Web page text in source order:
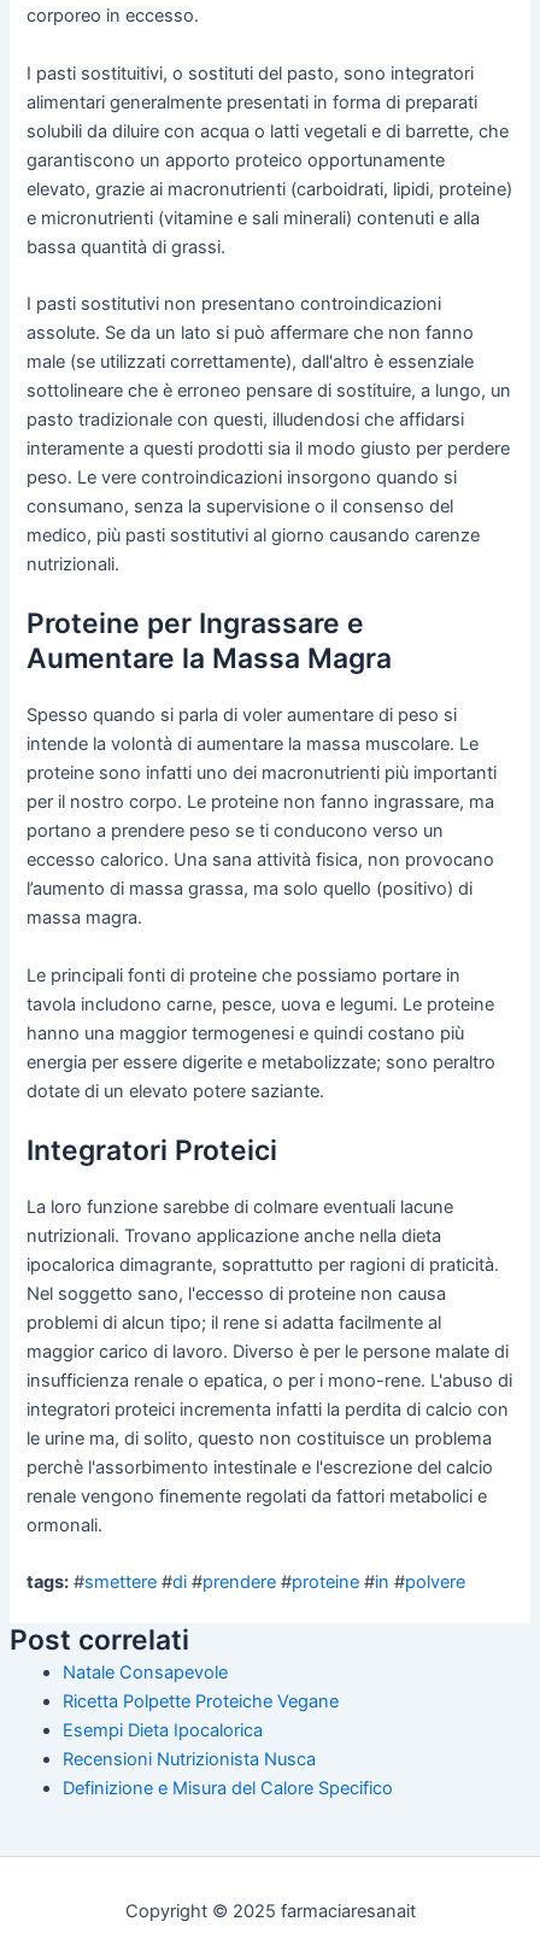
corporeo in eccesso.
I pasti sostituitivi, o sostituti del pasto, sono integratori
alimentari generalmente presentati in forma di preparati
solubili da diluire con acqua o latti vegetali e di barrette, che
garantiscono un apporto proteico opportunamente
elevato, grazie ai macronutrienti (carboidrati, lipidi, proteine)
e micronutrienti (vitamine e sali minerali) contenuti e alla
bassa quantità di grassi.
I pasti sostitutivi non presentano controindicazioni
assolute. Se da un lato si può affermare che non fanno
male (se utilizzati correttamente), dall'altro è essenziale
sottolineare che è erroneo pensare di sostituire, a lungo, un
pasto tradizionale con questi, illudendosi che affidarsi
interamente a questi prodotti sia il modo giusto per perdere
peso. Le vere controindicazioni insorgono quando si
consumano, senza la supervisione o il consenso del
medico, più pasti sostitutivi al giorno causando carenze
nutrizionali.
Proteine per Ingrassare e
Aumentare la Massa Magra
Spesso quando si parla di voler aumentare di peso si
intende la volontà di aumentare la massa muscolare. Le
proteine sono infatti uno dei macronutrienti più importanti
per il nostro corpo. Le proteine non fanno ingrassare, ma
portano a prendere peso se ti conducono verso un
eccesso calorico. Una sana attività fisica, non provocano
l’aumento di massa grassa, ma solo quello (positivo) di
massa magra.
Le principali fonti di proteine che possiamo portare in
tavola includono carne, pesce, uova e legumi. Le proteine
hanno una maggior termogenesi e quindi costano più
energia per essere digerite e metabolizzate; sono peraltro
dotate di un elevato potere saziante.
Integratori Proteici
La loro funzione sarebbe di colmare eventuali lacune
nutrizionali. Trovano applicazione anche nella dieta
ipocalorica dimagrante, soprattutto per ragioni di praticità.
Nel soggetto sano, l'eccesso di proteine non causa
problemi di alcun tipo; il rene si adatta facilmente al
maggior carico di lavoro. Diverso è per le persone malate di
insufficienza renale o epatica, o per i mono-rene. L'abuso di
integratori proteici incrementa infatti la perdita di calcio con
le urine ma, di solito, questo non costituisce un problema
perchè l'assorbimento intestinale e l'escrezione del calcio
renale vengono finemente regolati da fattori metabolici e
ormonali.
tags: #smettere #di #prendere #proteine #in #polvere
Post correlati
Natale Consapevole
Ricetta Polpette Proteiche Vegane
Esempi Dieta Ipocalorica
Recensioni Nutrizionista Nusca
Definizione e Misura del Calore Specifico
Copyright © 2025 farmaciaresanait